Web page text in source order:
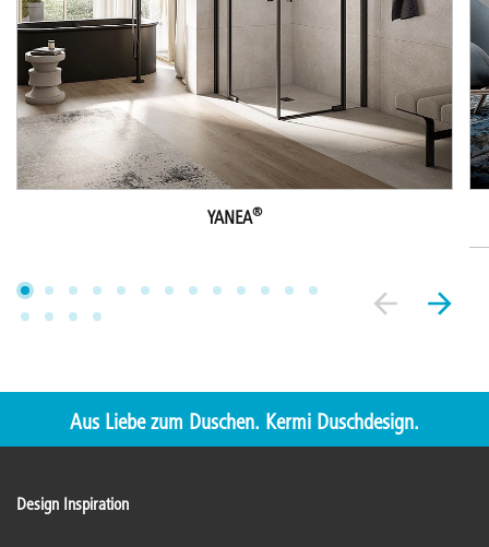
YANEA®
Aus Liebe zum Duschen. Kermi Duschdesign.
Design Inspiration